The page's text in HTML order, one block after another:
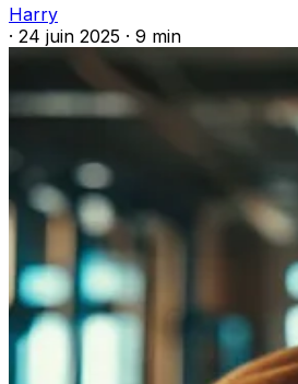
Harry
· 24 juin 2025 · 9 min